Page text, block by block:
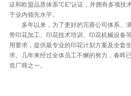
证和欧盟品质体系“CE”认证，并拥有多项技
于业内领先水平。
多年以来，为了更好的完善公司体系、满
带印花加工、印花技术培训、印花机械设备
用要求，提供最专业的印花计划方案及全套
求。几年来经过全体员工不懈的努力，春晖
造厂商之一。